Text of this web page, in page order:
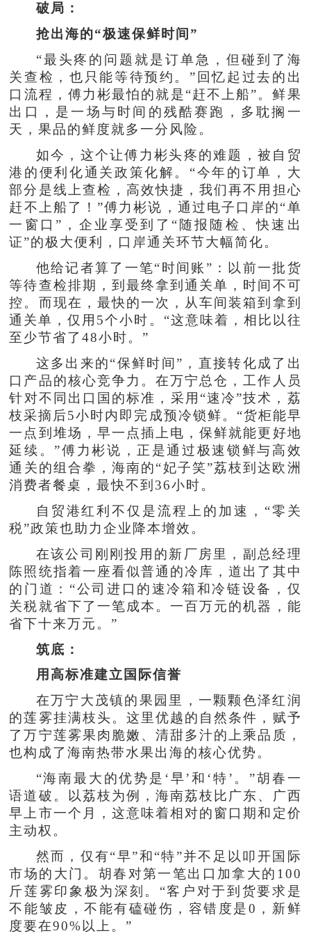
破局：
抢出海的“极速保鲜时间”
“最头疼的问题就是订单急，但碰到了海
关查检，也只能等待预约。”回忆起过去的出
口流程，傅力彬最怕的就是“赶不上船”。鲜果
出口，是一场与时间的残酷赛跑，多耽搁一
天，果品的鲜度就多一分风险。
如今，这个让傅力彬头疼的难题，被自贸
港的便利化通关政策化解。“今年的订单，大
部分是线上查检，高效快捷，我们再不用担心
赶不上船了！”傅力彬说，通过电子口岸的“单
一窗口”，企业享受到了“随报随检、快速出
证”的极大便利，口岸通关环节大幅简化。
他给记者算了一笔“时间账”：以前一批货
等待查检排期，到最终拿到通关单，时间不可
控。而现在，最快的一次，从车间装箱到拿到
通关单，仅用5个小时。“这意味着，相比以往
至少节省了48小时。”
这多出来的“保鲜时间”，直接转化成了出
口产品的核心竞争力。在万宁总仓，工作人员
针对不同出口国的标准，采用“速冷”技术，荔
枝采摘后5小时内即完成预冷锁鲜。“货柜能早
一点到堆场，早一点插上电，保鲜就能更好地
延续。”傅力彬说，正是通过极速锁鲜与高效
通关的组合拳，海南的“妃子笑”荔枝到达欧洲
消费者餐桌，最快不到36小时。
自贸港红利不仅是流程上的加速，“零关
税”政策也助力企业降本增效。
在该公司刚刚投用的新厂房里，副总经理
陈照统指着一座看似普通的冷库，道出了其中
的门道：“公司进口的速冷箱和冷链设备，仅
关税就省下了一笔成本。一百万元的机器，能
省下十来万元。”
筑底：
用高标准建立国际信誉
在万宁大茂镇的果园里，一颗颗色泽红润
的莲雾挂满枝头。这里优越的自然条件，赋予
了万宁莲雾果肉脆嫩、清甜多汁的上乘品质，
也构成了海南热带水果出海的核心优势。
“海南最大的优势是‘早’和‘特’。”胡春一
语道破。以荔枝为例，海南荔枝比广东、广西
早上市一个月，这意味着相对的窗口期和定价
主动权。
然而，仅有“早”和“特”并不足以叩开国际
市场的大门。胡春对第一笔出口加拿大的100
斤莲雾印象极为深刻。“客户对于到货要求是
不能皱皮，不能有磕碰伤，容错度是0，新鲜
度要在90%以上。”